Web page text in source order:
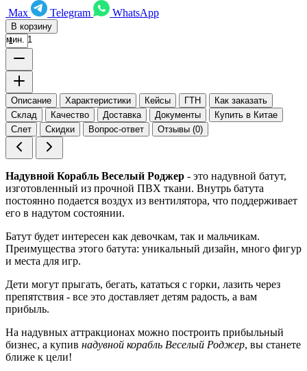
Max
Telegram WhatsApp
В корзину
мин. 1
Описание Характеристики Кейсы ГТН
Как заказать
Склад
Качество Доставка Документы
Купить в Китае
Слет
Скидки Вопрос-ответ Отзывы (0)
Надувной Корабль Веселый Роджер - это надувной батут,
изготовленный из прочной ПВХ ткани. Внутрь батута
постоянно подается воздух из вентилятора, что поддерживает
его в надутом состоянии.
Батут будет интересен как девочкам, так и мальчикам.
Преимущества этого батута: уникальный дизайн, много фигур
и места для игр.
Дети могут прыгать, бегать, кататься с горки, лазить через
препятствия - все это доставляет детям радость, а вам
прибыль.
На надувных аттракционах можно построить прибыльный
бизнес, а купив надувной корабль Веселый Роджер, вы станете
ближе к цели!